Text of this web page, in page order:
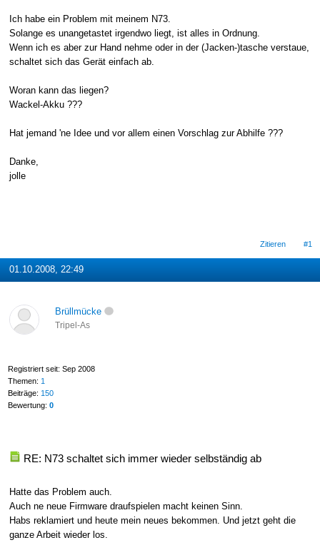
Ich habe ein Problem mit meinem N73.
Solange es unangetastet irgendwo liegt, ist alles in Ordnung.
Wenn ich es aber zur Hand nehme oder in der (Jacken-)tasche verstaue,
schaltet sich das Gerät einfach ab.
Woran kann das liegen?
Wackel-Akku ???
Hat jemand 'ne Idee und vor allem einen Vorschlag zur Abhilfe ???
Danke,
jolle
Zitieren #1
01.10.2008, 22:49
Brüllmücke
Tripel-As
Registriert seit: Sep 2008
Themen: 1
Beiträge: 150
Bewertung: 0
RE: N73 schaltet sich immer wieder selbständig ab
Hatte das Problem auch.
Auch ne neue Firmware draufspielen macht keinen Sinn.
Habs reklamiert und heute mein neues bekommen. Und jetzt geht die
ganze Arbeit wieder los.